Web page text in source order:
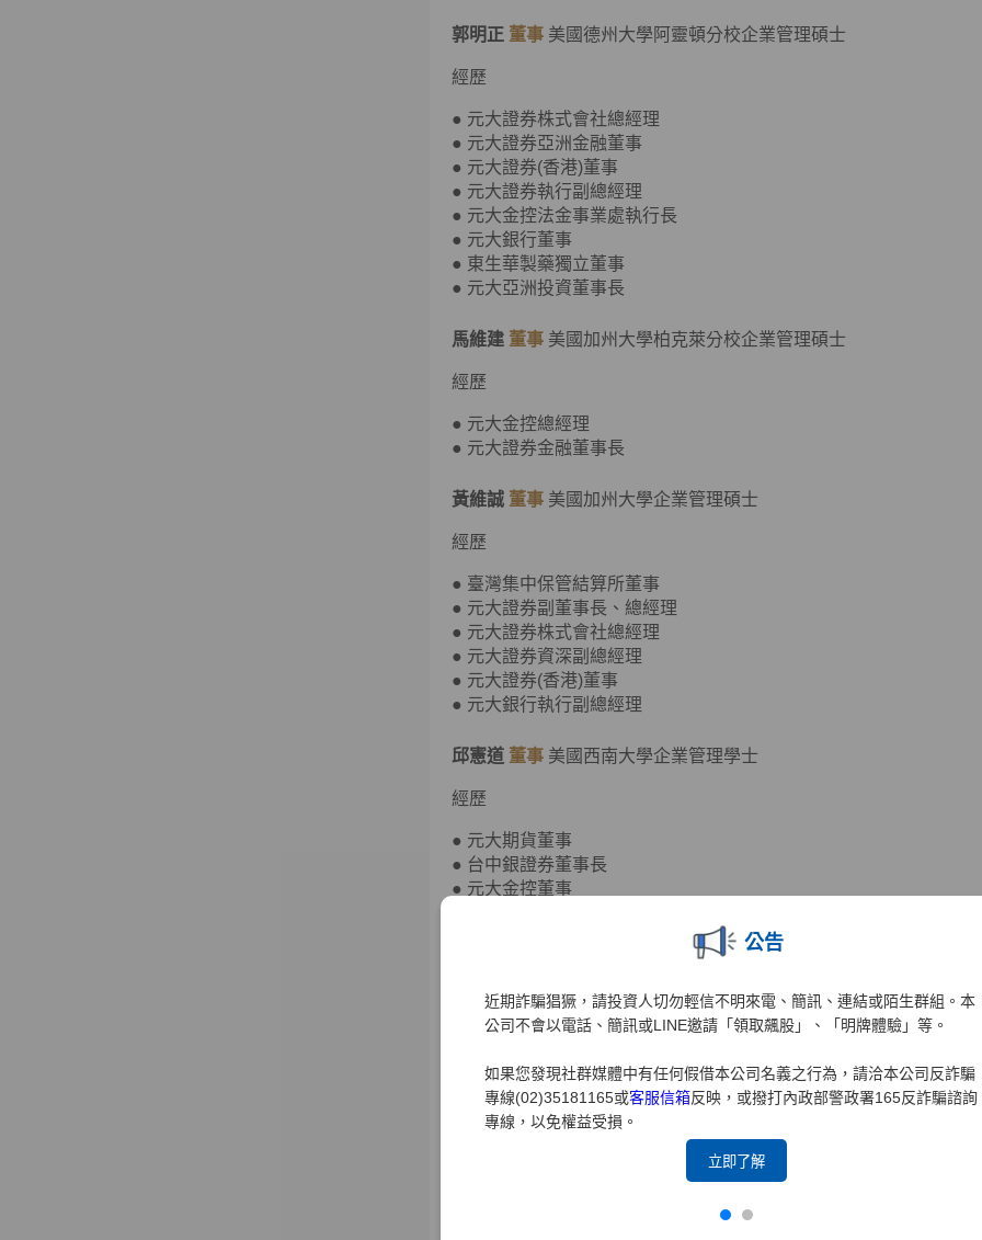
公告
近期詐騙猖獗，請投資人切勿輕信不明來電、簡訊、連結或陌生群組。本
公司不會以電話、簡訊或LINE邀請「領取飆股」、「明牌體驗」等。
如果您發現社群媒體中有任何假借本公司名義之行為，請洽本公司反詐騙
專線(02)35181165或客服信箱反映，或撥打內政部警政署165反詐騙諮詢
專線，以免權益受損。
立即了解
郭明正 董事 美國德州大學阿靈頓分校企業管理碩士
經歷
● 元大證券株式會社總經理
● 元大證券亞洲金融董事
● 元大證券(香港)董事
● 元大證券執行副總經理
● 元大金控法金事業處執行長
● 元大銀行董事
● 東生華製藥獨立董事
● 元大亞洲投資董事長
馬維建 董事 美國加州大學柏克萊分校企業管理碩士
經歷
● 元大金控總經理
● 元大證券金融董事長
黃維誠 董事 美國加州大學企業管理碩士
經歷
● 臺灣集中保管結算所董事
● 元大證券副董事長、總經理
● 元大證券株式會社總經理
● 元大證券資深副總經理
● 元大證券(香港)董事
● 元大銀行執行副總經理
邱憲道 董事 美國西南大學企業管理學士
經歷
● 元大期貨董事
● 台中銀證券董事長
● 元大金控董事
● 福安保代董事長
經歷
● 證券商業同業公會第七、八屆理事長